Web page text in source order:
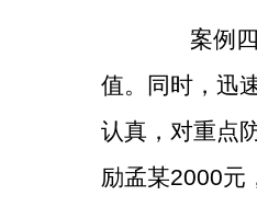
案例四
值。同时，迅
认真，对重点
励孟某2000元